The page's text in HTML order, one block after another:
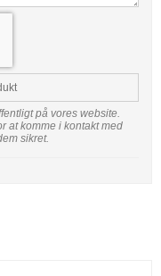
på vores website.
at komme i kontakt med
sikret.